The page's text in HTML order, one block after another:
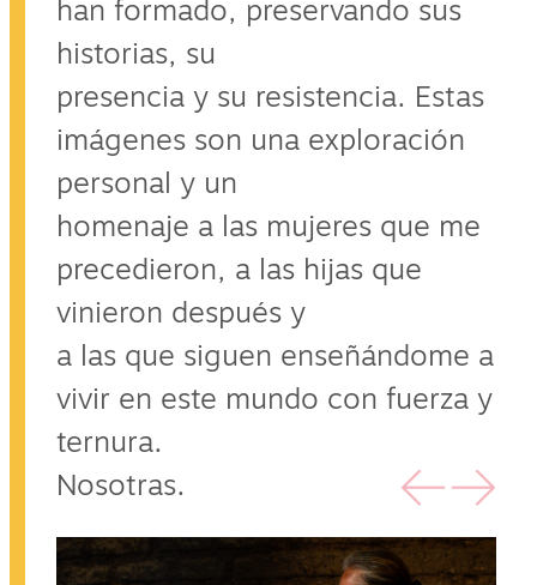
han formado, preservando sus
historias, su
presencia y su resistencia. Estas
imágenes son una exploración
personal y un
homenaje a las mujeres que me
precedieron, a las hijas que
vinieron después y
a las que siguen enseñándome a
vivir en este mundo con fuerza y
ternura.
Nosotras.